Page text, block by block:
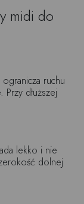
midi do
ruchu
Przy dłuższej
lekko i nie
dolnej